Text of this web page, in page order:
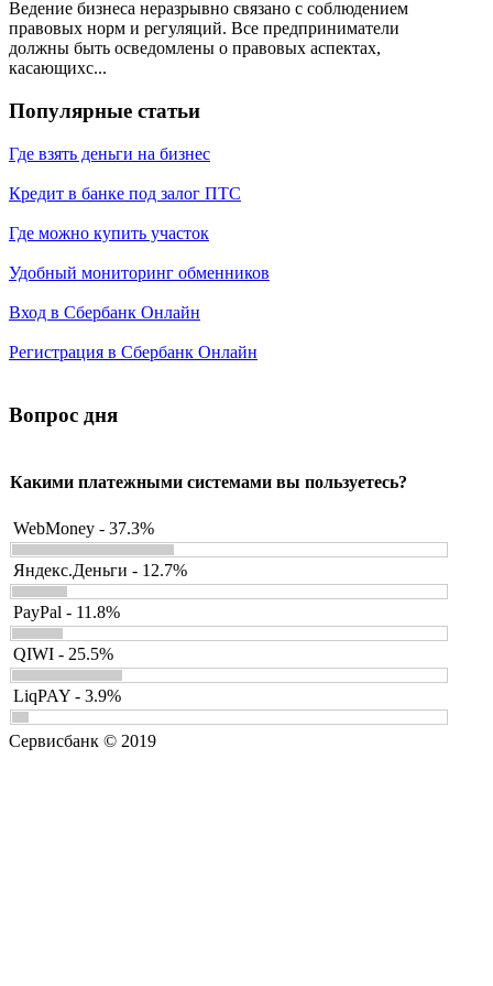
Ведение бизнеса неразрывно связано с соблюдением
правовых норм и регуляций. Все предприниматели
должны быть осведомлены о правовых аспектах,
касающихс...
Популярные статьи
Где взять деньги на бизнес
Кредит в банке под залог ПТС
Где можно купить участок
Удобный мониторинг обменников
Вход в Сбербанк Онлайн
Регистрация в Сбербанк Онлайн
Вопрос дня
Какими платежными системами вы пользуетесь?
WebMoney - 37.3%
Яндекс.Деньги - 12.7%
PayPal - 11.8%
QIWI - 25.5%
LiqPAY - 3.9%
Сервисбанк © 2019